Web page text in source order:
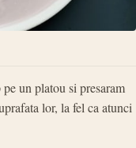
un platou si presaram
lor, la fel ca atunci